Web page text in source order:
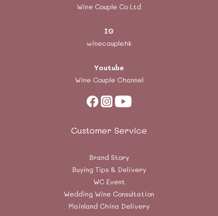
Wine Couple Co Ltd
IG
winecouplehk
Youtube
Wine Couple Channel
Customer Service
Brand Story
Buying Tips & Delivery
WC Event
Wedding Wine Consultation
Mainland China Delivery